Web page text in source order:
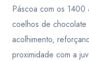
Páscoa com os
coelhos de
acolhimento,
proximidade com a